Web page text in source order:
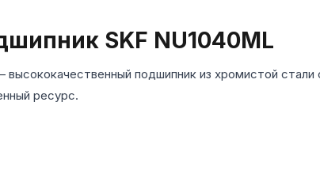
SKF NU1040ML
подшипник из хромистой
ресурс.